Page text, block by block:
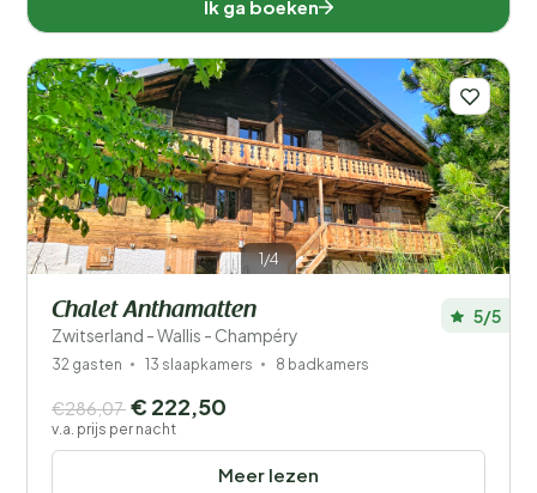
Ik ga boeken
1/4
Chalet Anthamatten
Zwitserland - Wallis - Champéry
5/5
32 gasten 13 slaapkamers 8 badkamers
Meer lezen
€286,07 € 222,50
v.a. prijs per nacht